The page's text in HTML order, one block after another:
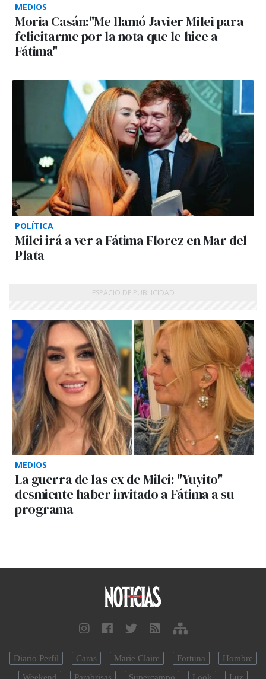
MEDIOS
Moria Casán:"Me llamó Javier Milei para
felicitarme por la nota que le hice a
Fátima"
POLÍTICA
Milei irá a ver a Fátima Florez en Mar del
Plata
MEDIOS
La guerra de las ex de Milei: "Yuyito"
desmiente haber invitado a Fátima a su
programa
Diario Perfil Caras Marie Claire Fortuna
Hombre